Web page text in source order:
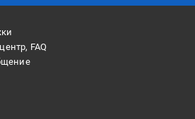
FAQ